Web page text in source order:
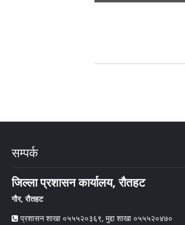
सम्पर्क
जिल्ला प्रशासन कार्यालय, रौतहट
गौर, रौतहट
प्रशासन शाखा ०५५५२०३६९, मुद्दा शाखा ०५५५२०४७०